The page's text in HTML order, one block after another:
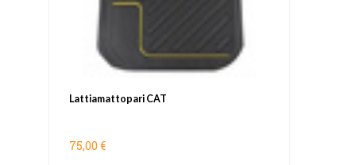
Lattiamattopari CAT
75,00 €